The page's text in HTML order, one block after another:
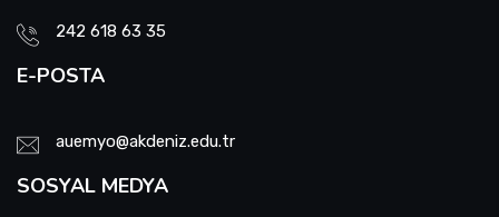
242 618 63 35
E-POSTA
auemyo@akdeniz.edu.tr
SOSYAL MEDYA